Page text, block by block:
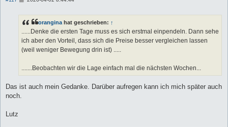
r
orangina hat geschrieben: ↑
......Denke die ersten Tage muss es sich erstmal einpendeln. Dann sehe
ich aber den Vorteil, dass sich die Preise besser vergleichen lassen
(weil weniger Bewegung drin ist) .....
.......Beobachten wir die Lage einfach mal die nächsten Wochen...
Das ist auch mein Gedanke. Darüber aufregen kann ich mich später auch
noch.
Lutz